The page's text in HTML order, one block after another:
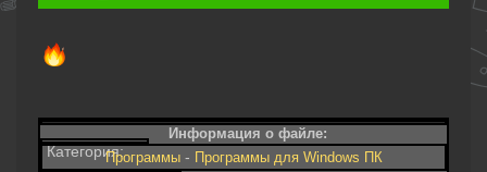
Информация о файле:
Категория:Программы- Программы для Windows ПК